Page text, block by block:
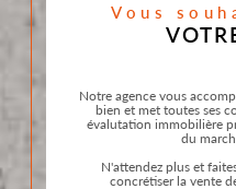
Vous
Notre agence vous
bien et met toutes ses
évalutation immobilière
du
N'attendez plus et
concrétiser la vente